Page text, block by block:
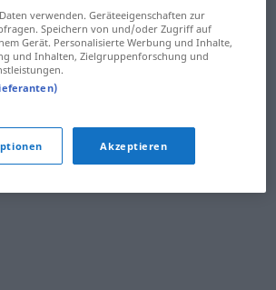
verwenden. Geräteeigenschaften zur
Speichern von und/oder Zugriff auf
Gerät. Personalisierte Werbung und Inhalte,
und Inhalten, Zielgruppenforschung und
Akzeptieren